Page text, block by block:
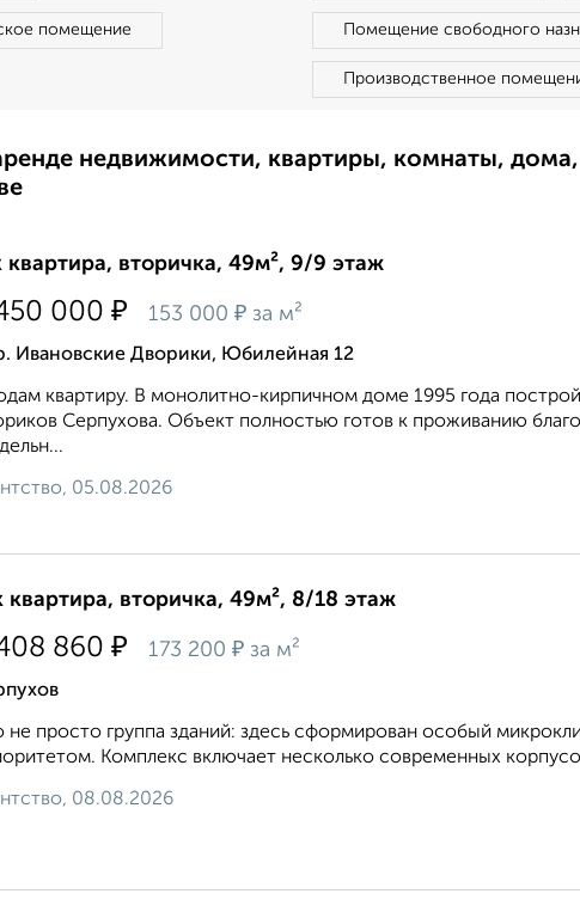
помещение Помещение свободного
Производственное
недвижимости, квартиры, комнаты,
квартира, вторичка, 49м², 9/9 этаж
000 ₽ 153 000 ₽ за м²
Ивановские Дворики, Юбилейная 12
квартиру. В монолитно-кирпичном доме 1995 года
Серпухова. Объект полностью готов к проживанию
05.08.2026
квартира, вторичка, 49м², 8/18 этаж
860 ₽ 173 200 ₽ за м²
не просто группа зданий: здесь сформирован особый
Комплекс включает несколько современных
08.08.2026